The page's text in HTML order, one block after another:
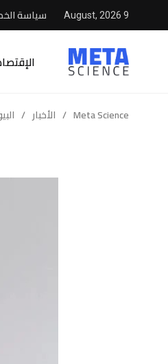
9 August, 2026 سياسة
Meta Science
/ الأخبار /